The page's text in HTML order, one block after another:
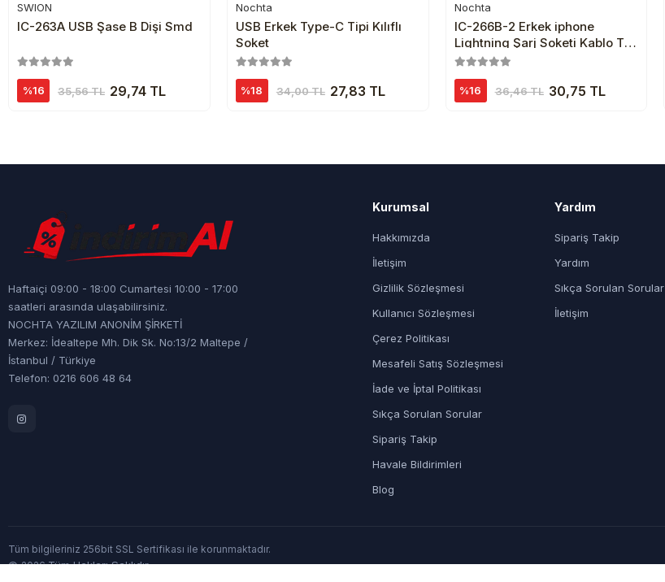
Sepete Ekle
SWION
IC-263A USB Şase B Dişi Smd
%16 35,56 TL 29,74 TL
Sepete Ekle
Nochta
USB Erkek Type-C Tipi Kılıflı
Soket
%18 34,00 TL 27,83 TL
Sepete Ekle
Nochta
IC-266B-2 Erkek iphone
Lightning Şarj Soketi Kablo Tipi
Konnektör Seti
%16 36,46 TL 30,75 TL
Haftaiçi 09:00 - 18:00 Cumartesi 10:00 - 17:00
saatleri arasında ulaşabilirsiniz.
NOCHTA YAZILIM ANONİM ŞİRKETİ
Merkez: İdealtepe Mh. Dik Sk. No:13/2 Maltepe /
İstanbul / Türkiye
Telefon: 0216 606 48 64
Kurumsal
Hakkımızda
İletişim
Gizlilik Sözleşmesi
Kullanıcı Sözleşmesi
Çerez Politikası
Mesafeli Satış Sözleşmesi
İade ve İptal Politikası
Sıkça Sorulan Sorular
Sipariş Takip
Havale Bildirimleri
Blog
Yardım
Sipariş Takip
Yardım
Sıkça Sorulan Sorular
İletişim
Tüm bilgileriniz 256bit SSL Sertifikası ile korunmaktadır.
©2026Tüm Hakları Saklıdır